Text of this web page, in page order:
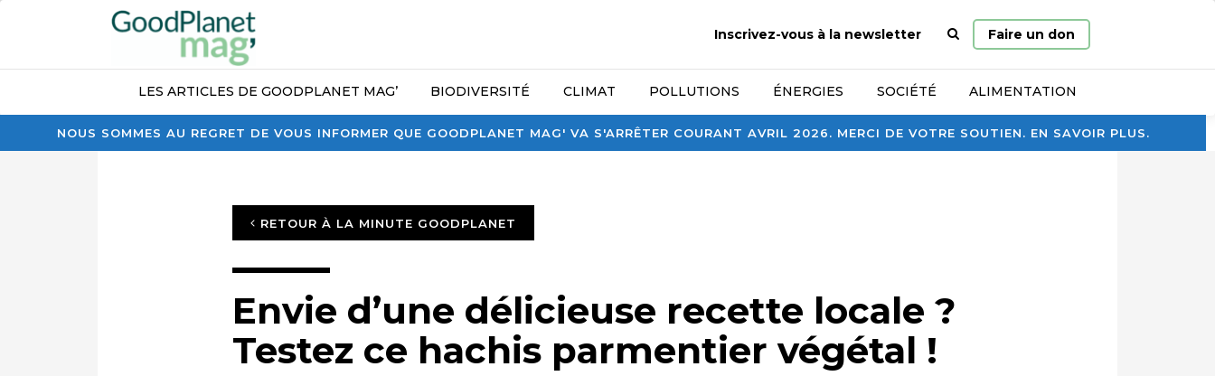
NOUS SOMMES AU REGRET DE VOUS INFORMER QUE GOODPLANET MAG' VA S'ARRÊTER COURANT AVRIL 2026. MERCI DE VOTRE SOUTIEN. EN SAVOIR PLUS.
Inscrivez-vous à la newsletter
Page
d’accueil
Faire un don
LES ARTICLES DE GOODPLANET MAG’ BIODIVERSITÉ CLIMAT POLLUTIONS ÉNERGIES SOCIÉTÉ ALIMENTATION
RETOUR À LA MINUTE GOODPLANET
Envie d’une délicieuse recette locale ?
Testez ce hachis parmentier végétal !